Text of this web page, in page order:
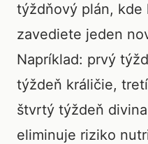
týždňový plán, kde
zavediete jeden
Napríklad: prvý
týždeň králičie,
štvrtý týždeň
eliminuje riziko